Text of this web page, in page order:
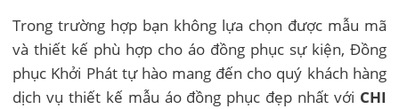
Trong trường hợp bạn không lựa chọn được mẫu mã
và thiết kế phù hợp cho áo đồng phục sự kiện, Đồng
phục Khởi Phát tự hào mang đến cho quý khách hàng
dịch vụ thiết kế mẫu áo đồng phục đẹp nhất với CHI